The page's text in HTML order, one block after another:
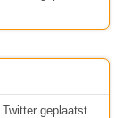
geplaatst